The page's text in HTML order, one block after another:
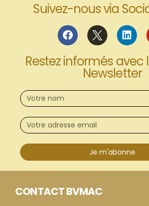
Suivez-nous via
Restez informés avec
Newsletter
Je m'abonne
CONTACT BVMAC